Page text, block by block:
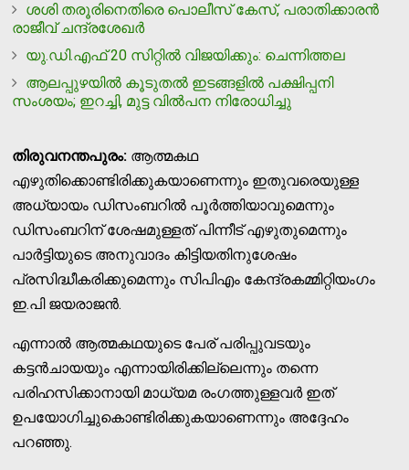
ശശി തരൂരിനെതിരെ പൊലീസ് കേസ്, പരാതിക്കാരന്‍
രാജീവ് ചന്ദ്രശേഖര്‍
യു.ഡി.എഫ് 20 സിറ്റില്‍ വിജയിക്കും: ചെന്നിത്തല
ആലപ്പുഴയില്‍ കൂടുതല്‍ ഇടങ്ങളില്‍ പക്ഷിപ്പനി
സംശയം; ഇറച്ചി, മുട്ട വില്‍പന നിരോധിച്ചു
തിരുവനന്തപുരം: ആത്മകഥ
എഴുതിക്കൊണ്ടിരിക്കുകയാണെന്നും ഇതുവരെയുള്ള
അധ്യായം ഡിസംബറില്‍ പൂര്‍ത്തിയാവുമെന്നും
ഡിസംബറിന് ശേഷമുള്ളത് പിന്നീട് എഴുതുമെന്നും
പാര്‍ട്ടിയുടെ അനുവാദം കിട്ടിയതിനുശേഷം
പ്രസിദ്ധീകരിക്കുമെന്നും സിപിഎം കേന്ദ്രകമ്മിറ്റിയംഗം
ഇ.പി ജയരാജന്‍.
എന്നാല്‍ ആത്മകഥയുടെ പേര് പരിപ്പുവടയും
കട്ടന്‍ചായയും എന്നായിരിക്കില്ലെന്നും തന്നെ
പരിഹസിക്കാനായി മാധ്യമ രംഗത്തുള്ളവര്‍ ഇത്
ഉപയോഗിച്ചുകൊണ്ടിരിക്കുകയാണെന്നും അദ്ദേഹം
പറഞ്ഞു.